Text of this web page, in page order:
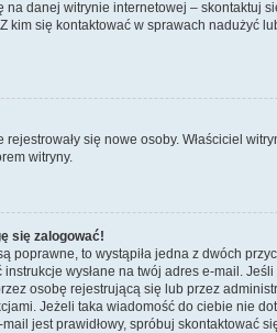
danej witrynie internetowej – skontaktuj
się kontaktować w sprawach nadużyć
rejestrowały się nowe osoby. Właściciel
witryny.
się zalogować!
poprawne, to wystąpiła jedna z dwóch
wysłane na twój adres e-mail.
osobę rejestrującą się lub przez
Jeżeli taka wiadomość do ciebie nie
jest prawidłowy, spróbuj skontaktować